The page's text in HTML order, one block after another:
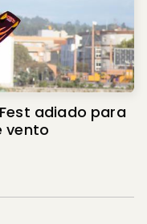
adiado para
vento